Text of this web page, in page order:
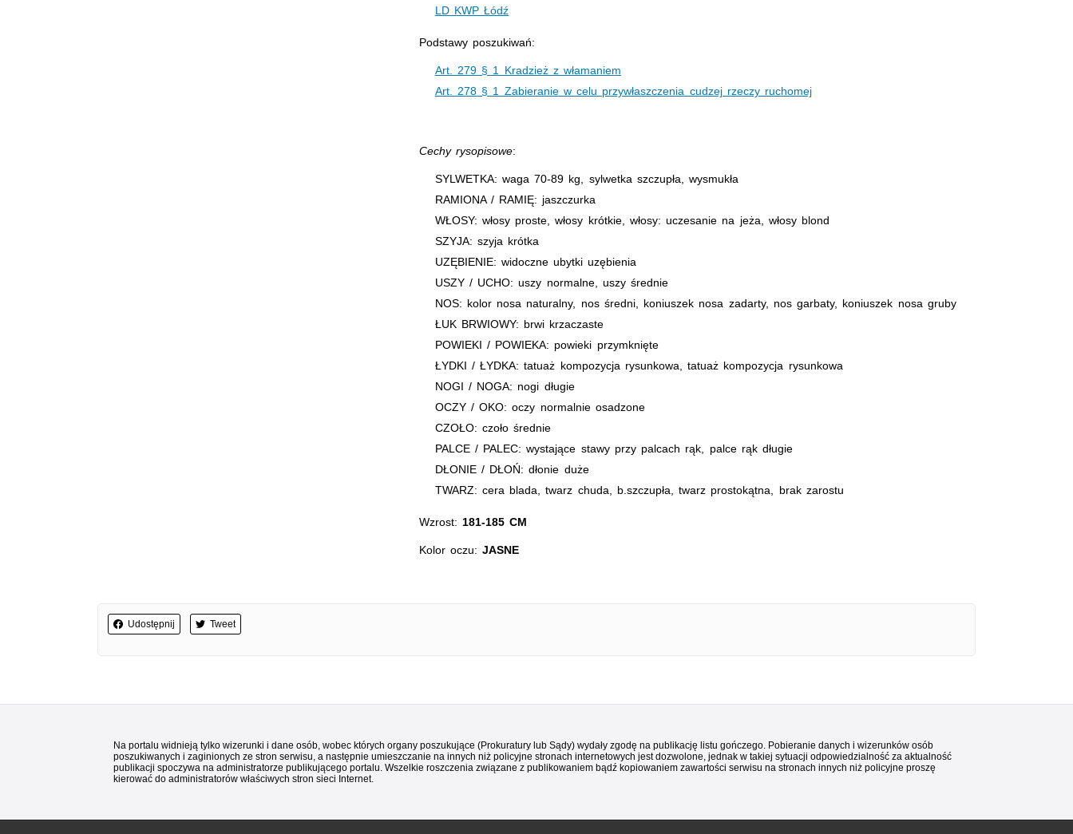
LD KWP Łódź
Podstawy poszukiwań:
Art. 279 § 1 Kradzież z włamaniem
Art. 278 § 1 Zabieranie w celu przywłaszczenia cudzej rzeczy ruchomej
Cechy rysopisowe:
SYLWETKA: waga 70-89 kg, sylwetka szczupła, wysmukła
RAMIONA / RAMIĘ: jaszczurka
WŁOSY: włosy proste, włosy krótkie, włosy: uczesanie na jeża, włosy blond
SZYJA: szyja krótka
UZĘBIENIE: widoczne ubytki uzębienia
USZY / UCHO: uszy normalne, uszy średnie
NOS: kolor nosa naturalny, nos średni, koniuszek nosa zadarty, nos garbaty, koniuszek nosa gruby
ŁUK BRWIOWY: brwi krzaczaste
POWIEKI / POWIEKA: powieki przymknięte
ŁYDKI / ŁYDKA: tatuaż kompozycja rysunkowa, tatuaż kompozycja rysunkowa
NOGI / NOGA: nogi długie
OCZY / OKO: oczy normalnie osadzone
CZOŁO: czoło średnie
PALCE / PALEC: wystające stawy przy palcach rąk, palce rąk długie
DŁONIE / DŁOŃ: dłonie duże
TWARZ: cera blada, twarz chuda, b.szczupła, twarz prostokątna, brak zarostu
Wzrost: 181-185 CM
Kolor oczu:JASNE
Udostępnij Tweet
Na portalu widnieją tylko wizerunki i dane osób, wobec których organy poszukujące (Prokuratury lub Sądy) wydały zgodę na publikację listu gończego. Pobieranie danych i wizerunków osób
poszukiwanych i zaginionych ze stron serwisu, a następnie umieszczanie na innych niż policyjne stronach internetowych jest dozwolone, jednak w takiej sytuacji odpowiedzialność za aktualność
publikacji spoczywa na administratorze publikującego portalu. Wszelkie roszczenia związane z publikowaniem bądź kopiowaniem zawartości serwisu na stronach innych niż policyjne proszę
kierować do administratorów właściwych stron sieci Internet.